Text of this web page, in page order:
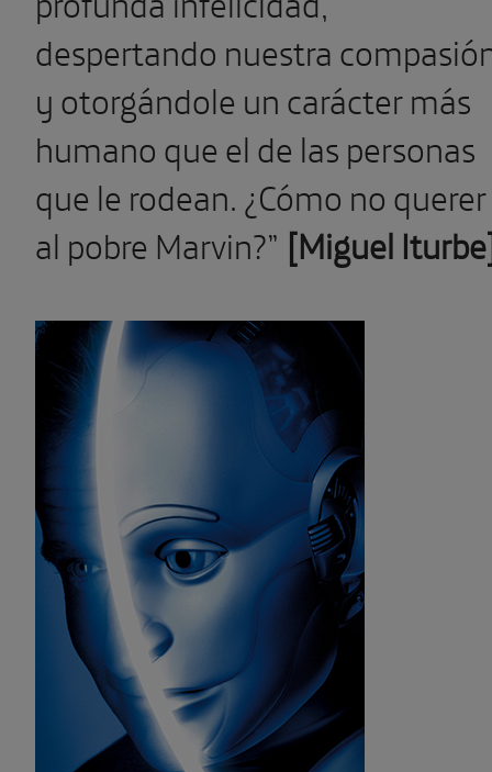
despertando nuestra
y otorgándole un carácter más
humano que el de las personas
que le rodean. ¿Cómo no querer
al pobre Marvin?” [Miguel